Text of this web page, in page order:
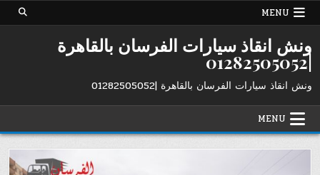
Skip
MENU
ونش انقاذ سيارات الفرسان بالقاهرة
|01282505052
ونش انقاذ سيارات الفرسان بالقاهرة |01282505052
MENU